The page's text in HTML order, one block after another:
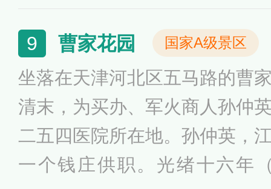
邃意境，其设计以江南园林的
造园技术和理念。将建筑、植
妙配合，打造一处远离喧嚣的“
的设计以现代风格为基调，同
术的深邃意境，其设计以江南
入北方造园技术和理念。
9 曹家花园 国家A级景区
坐落在天津河北区五马路的曹
清末，为买办、军火商人孙仲
二五四医院所在地。孙仲英，
一个钱庄供职。光绪十六年